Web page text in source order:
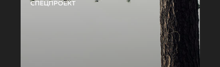
СПЕЦПРОЕКТ